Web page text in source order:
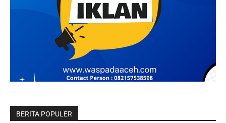
BERITA POPULER